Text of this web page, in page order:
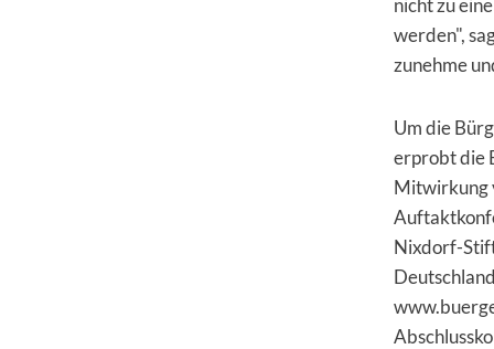
werden",
zunehme
Um die
erprobt die
Mitwirkung
Nixdorf-